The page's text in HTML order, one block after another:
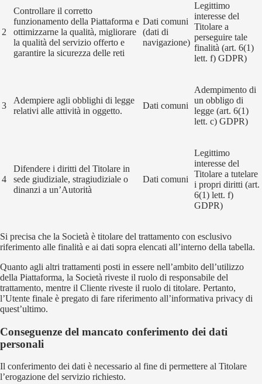
2
Controllare il corretto
funzionamento della Piattaforma e
ottimizzarne la qualità, migliorare
la qualità del servizio offerto e
garantire la sicurezza delle reti
Dati comuni
(dati di
navigazione)
Legittimo
interesse del
Titolare a
perseguire tale
finalità (art. 6(1)
lett. f) GDPR)
3
Adempiere agli obblighi di legge
relativi alle attività in oggetto.
Dati comuni
Adempimento di
un obbligo di
legge (art. 6(1)
lett. c) GDPR)
4
Difendere i diritti del Titolare in
sede giudiziale, stragiudiziale o
dinanzi a un’Autorità
Dati comuni
Legittimo
interesse del
Titolare a tutelare
i propri diritti (art.
6(1) lett. f)
GDPR)
Si precisa che la Società è titolare del trattamento con esclusivo
riferimento alle finalità e ai dati sopra elencati all’interno della tabella.
Quanto agli altri trattamenti posti in essere nell’ambito dell’utilizzo
della Piattaforma, la Società riveste il ruolo di responsabile del
trattamento, mentre il Cliente riveste il ruolo di titolare. Pertanto,
l’Utente finale è pregato di fare riferimento all’informativa privacy di
quest’ultimo.
Conseguenze del mancato conferimento dei dati
personali
Il conferimento dei dati è necessario al fine di permettere al Titolare
l’erogazione del servizio richiesto.